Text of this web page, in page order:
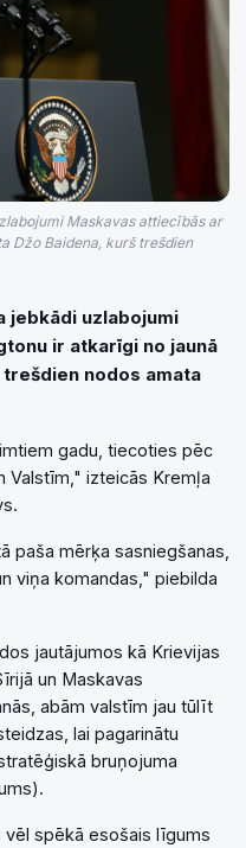
Maskavas attiecībās ar
Džo Baidena, kurš trešdien
jebkādi uzlabojumi
ir atkarīgi no jaunā
nodos amata
gadu, tiecoties pēc
Valstīm," izteicās Kremļa
paša mērķa sasniegšanas,
viņa komandas," piebilda
jautājumos kā Krievijas
un Maskavas
abām valstīm jau tūlīt
lai pagarinātu
bruņojuma
vēl spēkā esošais līgums